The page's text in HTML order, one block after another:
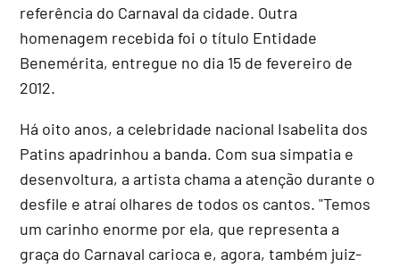
referência do Carnaval da cidade. Outra
homenagem recebida foi o título Entidade
Benemérita, entregue no dia 15 de fevereiro de
2012.
Há oito anos, a celebridade nacional Isabelita dos
Patins apadrinhou a banda. Com sua simpatia e
desenvoltura, a artista chama a atenção durante o
desfile e atraí olhares de todos os cantos. "Temos
um carinho enorme por ela, que representa a
graça do Carnaval carioca e, agora, também juiz-